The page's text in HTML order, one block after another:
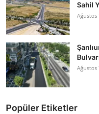
Sahil
Ağustos
Ağustos
Popüler Etiketler